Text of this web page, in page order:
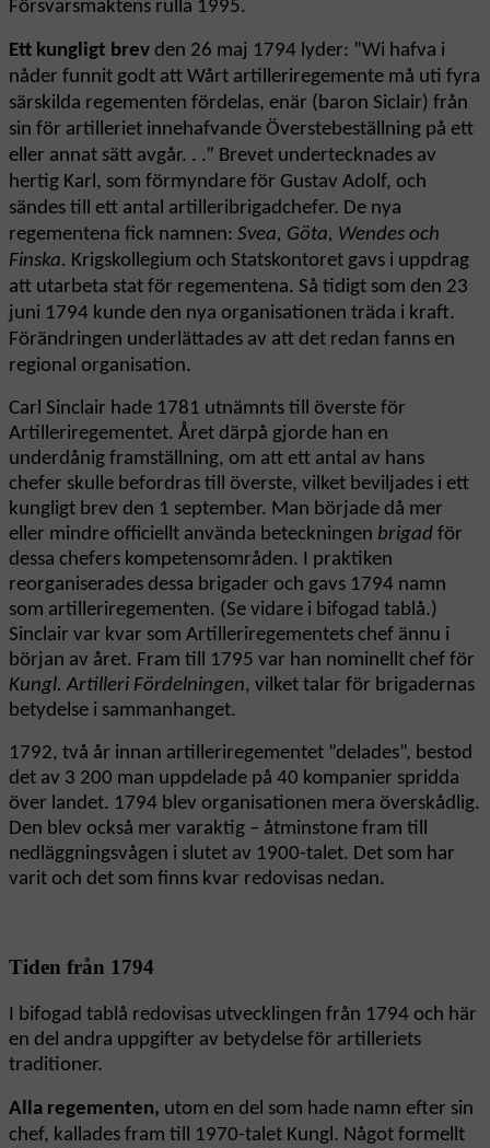
Försvarsmaktens rulla 1995.
Ett kungligt brev den 26 maj 1794 lyder: ”Wi hafva i
nåder funnit godt att Wårt artilleriregemente må uti fyra
särskilda regementen fördelas, enär (baron Siclair) från
sin för artilleriet innehafvande Överstebeställning på ett
eller annat sätt avgår. . .” Brevet undertecknades av
hertig Karl, som förmyndare för Gustav Adolf, och
sändes till ett antal artilleribrigadchefer. De nya
regementena fick namnen: Svea, Göta, Wendes och
Finska. Krigskollegium och Statskontoret gavs i uppdrag
att utarbeta stat för regementena. Så tidigt som den 23
juni 1794 kunde den nya organisationen träda i kraft.
Förändringen underlättades av att det redan fanns en
regional organisation.
Carl Sinclair hade 1781 utnämnts till överste för
Artilleriregementet. Året därpå gjorde han en
underdånig framställning, om att ett antal av hans
chefer skulle befordras till överste, vilket beviljades i ett
kungligt brev den 1 september. Man började då mer
eller mindre officiellt använda beteckningen brigad för
dessa chefers kompetensområden. I praktiken
reorganiserades dessa brigader och gavs 1794 namn
som artilleriregementen. (Se vidare i bifogad tablå.)
Sinclair var kvar som Artilleriregementets chef ännu i
början av året. Fram till 1795 var han nominellt chef för
Kungl. Artilleri Fördelningen, vilket talar för brigadernas
betydelse i sammanhanget.
1792, två år innan artilleriregementet ”delades”, bestod
det av 3 200 man uppdelade på 40 kompanier spridda
över landet. 1794 blev organisationen mera överskådlig.
Den blev också mer varaktig – åtminstone fram till
nedläggningsvågen i slutet av 1900-talet. Det som har
varit och det som finns kvar redovisas nedan.
Tiden från 1794
I bifogad tablå redovisas utvecklingen från 1794 och här
en del andra uppgifter av betydelse för artilleriets
traditioner.
Alla regementen, utom en del som hade namn efter sin
chef, kallades fram till 1970-talet Kungl. Något formellt